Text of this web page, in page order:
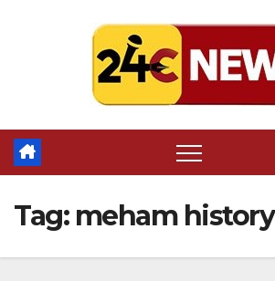
Tag: meham history